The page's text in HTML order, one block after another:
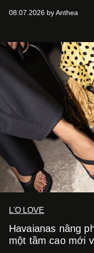
08.07.2026 by Anthea
L'O LOVE
Havaianas nâng
một tầm cao mới